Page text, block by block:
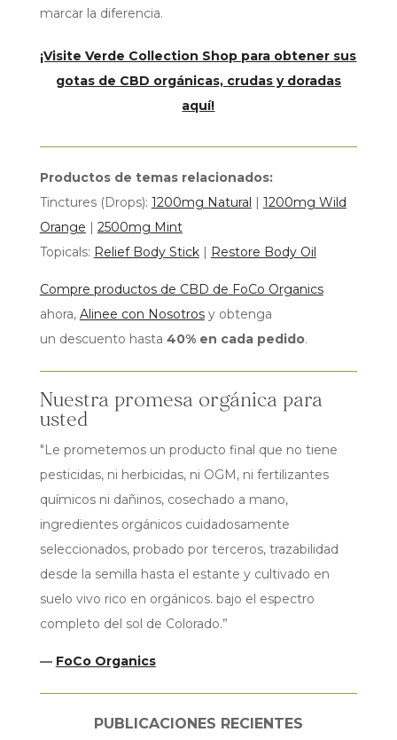
marcar la diferencia.
¡Visite Verde Collection Shop para obtener sus
gotas de CBD orgánicas, crudas y doradas
aquí!
Productos de temas relacionados:
Tinctures (Drops): 1200mg Natural | 1200mg Wild
Orange | 2500mg Mint
Topicals: Relief Body Stick| Restore Body Oil
Compre productos de CBD de FoCo Organics
ahora, Alinee con Nosotrosy obtenga
un descuento hasta 40% en cada pedido.
Nuestra promesa orgánica para
usted
"Le prometemos un producto final que no tiene
pesticidas, ni herbicidas, ni OGM, ni fertilizantes
químicos ni dañinos, cosechado a mano,
ingredientes orgánicos cuidadosamente
seleccionados, probado por terceros, trazabilidad
desde la semilla hasta el estante y cultivado en
suelo vivo rico en orgánicos. bajo el espectro
completo del sol de Colorado.”
— FoCo Organics
PUBLICACIONES RECIENTES